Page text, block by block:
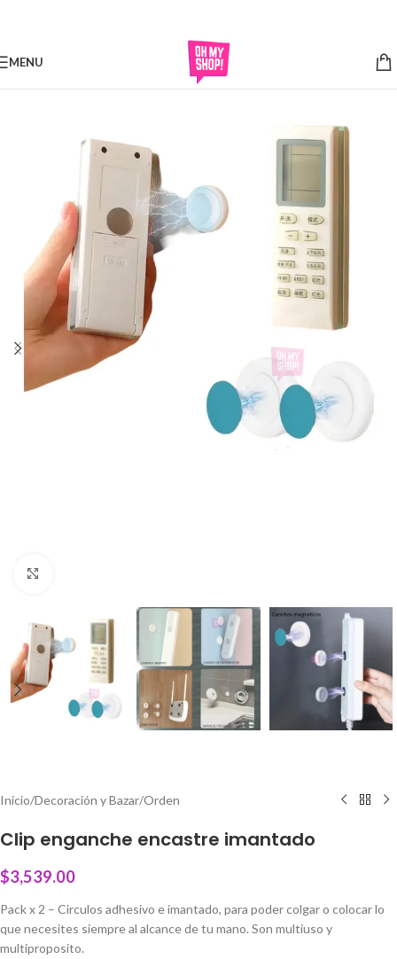
MENU
Inicio/Decoración y Bazar/Orden
Clip enganche encastre imantado
$3,539.00
Pack x 2 – Circulos adhesivo e imantado, para poder colgar o colocar lo
que necesites siempre al alcance de tu mano. Son multiuso y
multiproposito.